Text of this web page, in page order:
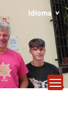
Idioma